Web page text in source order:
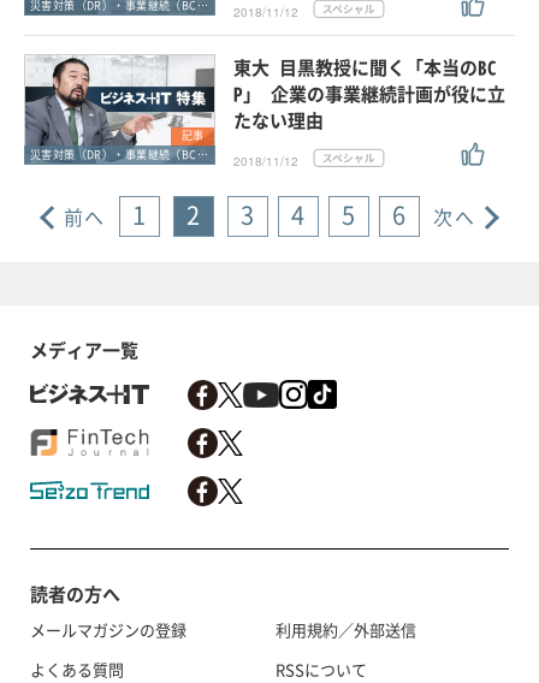
災害対策（DR）・事業継続（BCP）
2018/11/12
記事
災害対策（DR）・事業継続（BCP）
東大 目黒教授に聞く「本当のBC
P」 企業の事業継続計画が役に立
たない理由
2018/11/12
前へ 1 2 3 4 5 6 次へ
メディア一覧
読者の方へ
メールマガジンの登録
よくある質問
利用規約／外部送信
RSSについて